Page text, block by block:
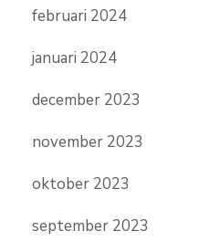
februari 2024
januari 2024
december 2023
november 2023
oktober 2023
september 2023